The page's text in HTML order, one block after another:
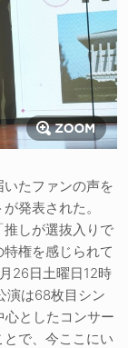
たファンの声を
発表された。
推しが選抜入りで
権を感じられて
26日土曜日12時
演は68枚目シン
としたコンサー
で、今ここにい